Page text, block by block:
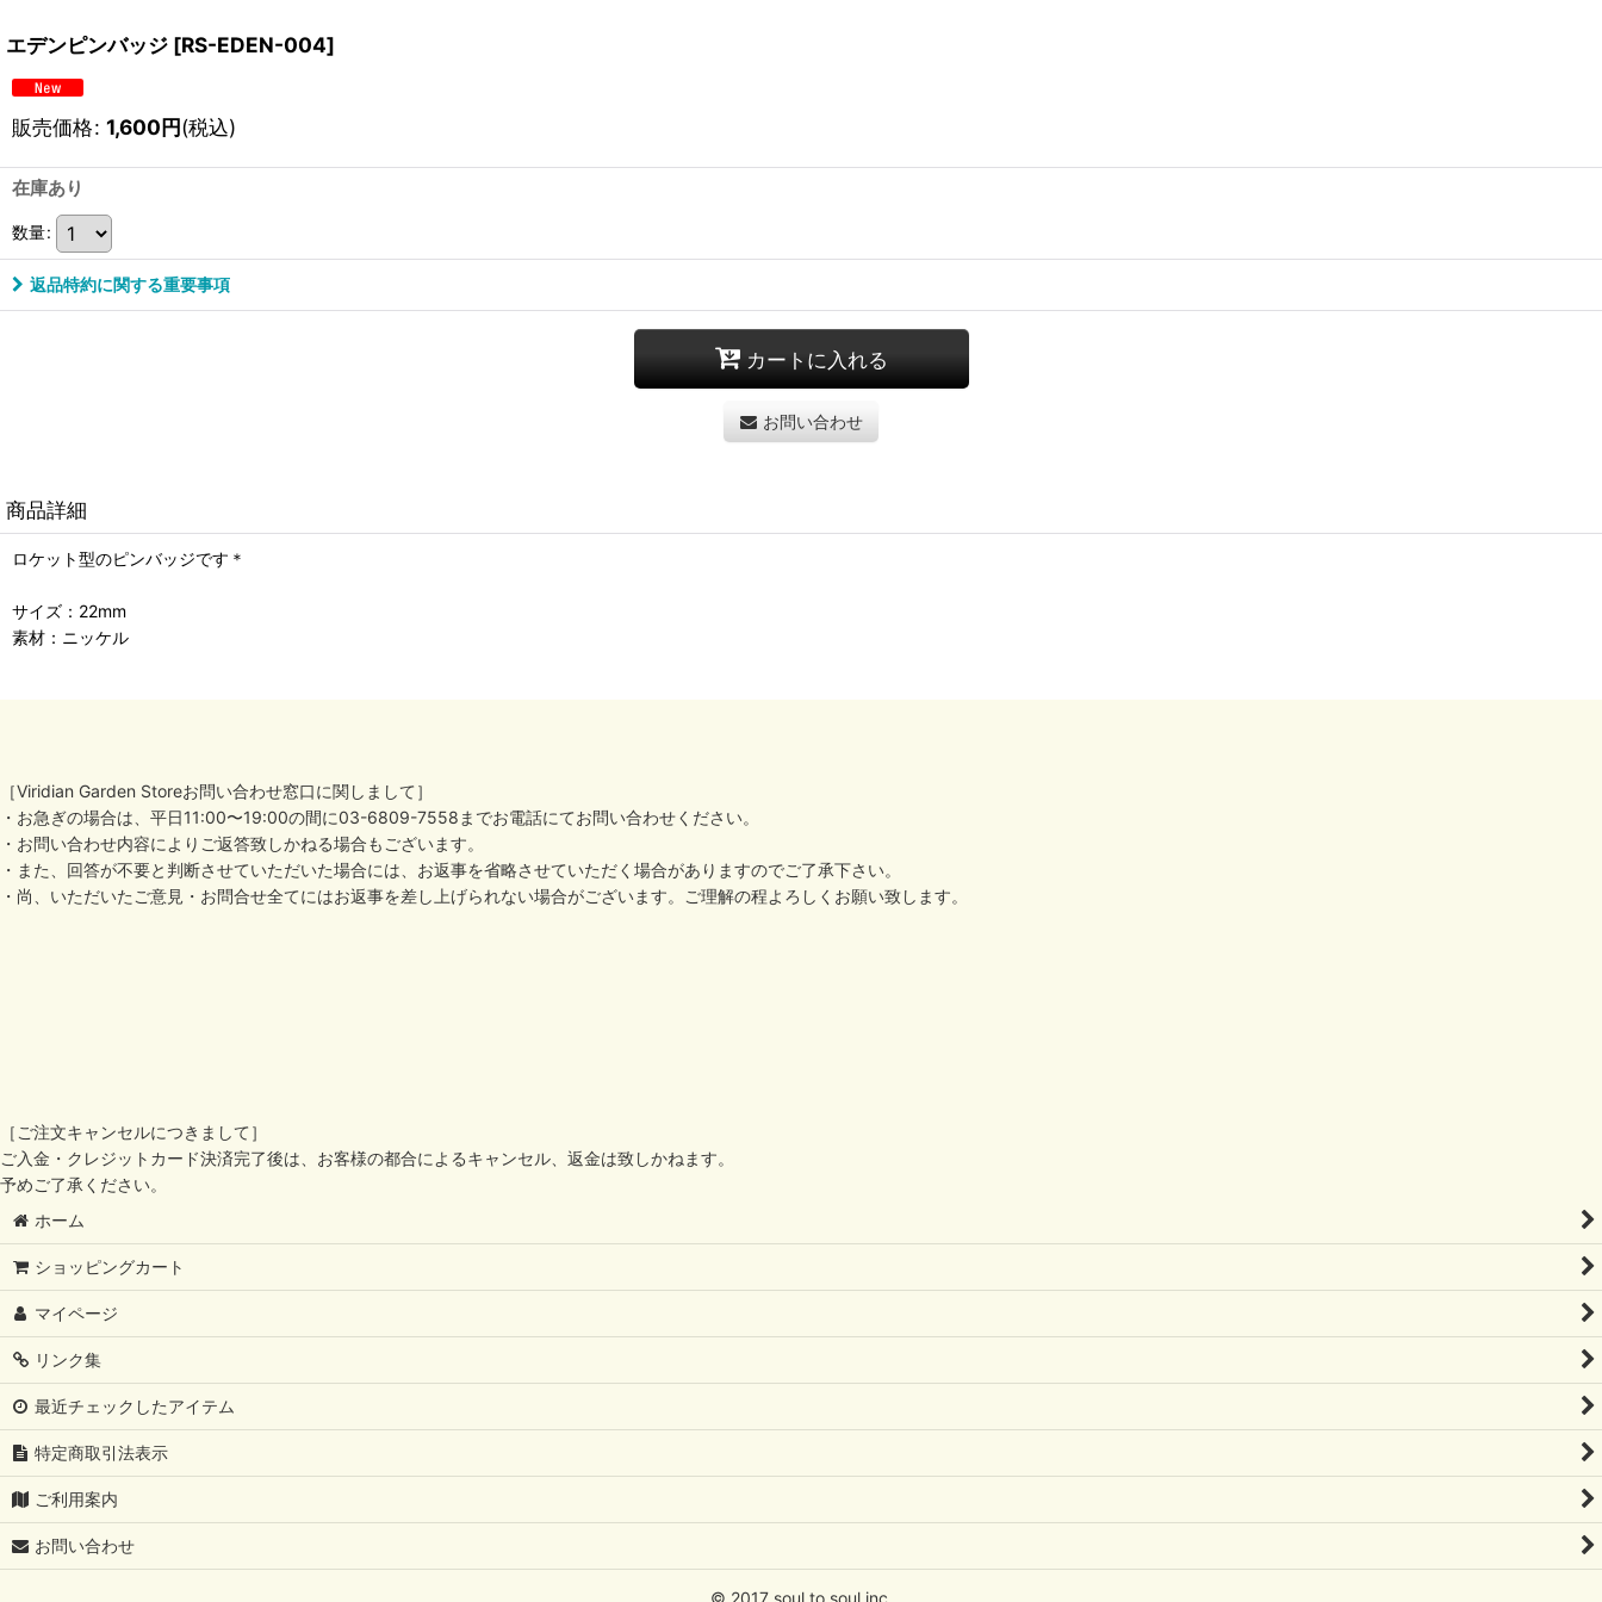
エデンピンバッジ [RS-EDEN-004]
販売価格: 1,600円(税込)
在庫あり
数量:
返品特約に関する重要事項
カートに入れる
お問い合わせ
商品詳細
ロケット型のピンバッジです＊
サイズ：22mm
素材：ニッケル
［Viridian Garden Storeお問い合わせ窓口に関しまして］
・お急ぎの場合は、平日11:00〜19:00の間に03-6809-7558までお電話にてお問い合わせください。
・お問い合わせ内容によりご返答致しかねる場合もございます。
・また、回答が不要と判断させていただいた場合には、お返事を省略させていただく場合がありますのでご了承下さい。
・尚、いただいたご意見・お問合せ全てにはお返事を差し上げられない場合がございます。ご理解の程よろしくお願い致します。
［ご注文キャンセルにつきまして］
ご入金・クレジットカード決済完了後は、お客様の都合によるキャンセル、返金は致しかねます。
予めご了承ください。
ホーム
ショッピングカート
マイページ
リンク集
最近チェックしたアイテム
特定商取引法表示
ご利用案内
お問い合わせ
© 2017 soul to soul inc.